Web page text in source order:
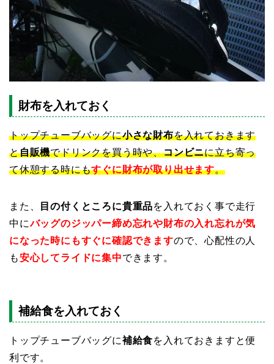
財布を入れておく
トップチューブバッグに小さな財布を入れておきます
と自販機でドリンクを買う時や、コンビニに立ち寄っ
て休憩する時にもすぐに財布が取り出せます。
また、 目の付くところに貴重品を入れておく事で走行
中にバッグのジッパー締め忘れや財布の入れ忘れが気
になった時にもすぐに確認できますので、心配性の人
も安心してライドに集中できます。
補給食を入れておく
トップチューブバッグに補給食を入れておきますと便
利です。